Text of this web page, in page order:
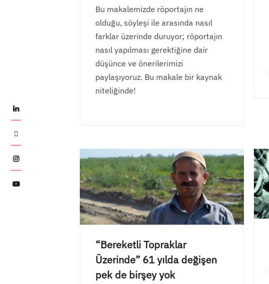
LinkedIn
Twitter
Instagram
YouTube
Bu makalemizde röportajın ne
olduğu, söyleşi ile arasında nasıl
farklar üzerinde duruyor; röportajın
nasıl yapılması gerektiğine dair
düşünce ve önerilerimizi
paylaşıyoruz. Bu makale bir kaynak
niteliğinde!
“Bereketli Topraklar
Üzerinde” 61 yılda değişen
pek de birşey yok